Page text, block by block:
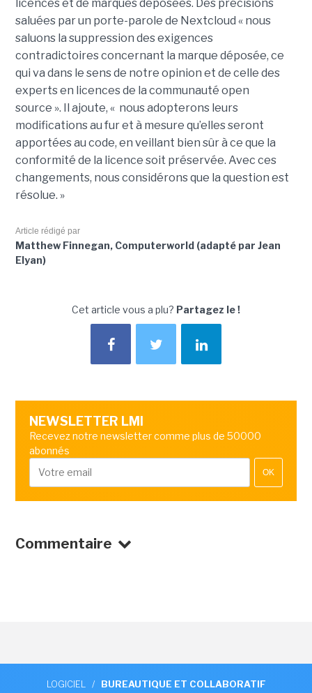
licences et de marques déposées. Des précisions
saluées par un porte-parole de Nextcloud « nous
saluons la suppression des exigences
contradictoires concernant la marque déposée, ce
qui va dans le sens de notre opinion et de celle des
experts en licences de la communauté open
source ». Il ajoute, « nous adopterons leurs
modifications au fur et à mesure qu’elles seront
apportées au code, en veillant bien sûr à ce que la
conformité de la licence soit préservée. Avec ces
changements, nous considérons que la question est
résolue. »
Article rédigé par
Matthew Finnegan, Computerworld (adapté par Jean
Elyan)
Cet article vous a plu? Partagez le !
NEWSLETTER LMI
Recevez notre newsletter comme plus de 50000
abonnés
OK
Commentaire
LOGICIEL / BUREAUTIQUE ET COLLABORATIF